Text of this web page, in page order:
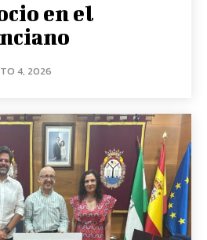
en el
4, 2026